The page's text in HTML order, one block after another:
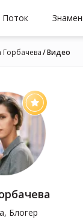
Поток
Видео
Блогер